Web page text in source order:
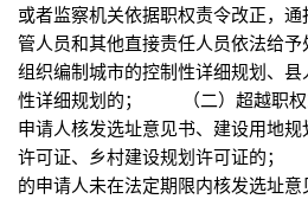
或者监察机关依据职权责令改正，
管人员和其他直接责任人员依法
组织编制城市的控制性详细规划、
性详细规划的； （二）超越职权
申请人核发选址意见书、建设用地
许可证、乡村建设规划许可证的
的申请人未在法定期限内核发选址